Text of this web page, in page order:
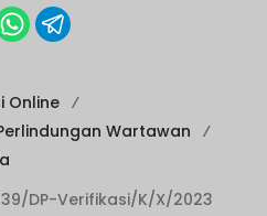
Online
Wartawan
DP-Verifikasi/K/X/2023